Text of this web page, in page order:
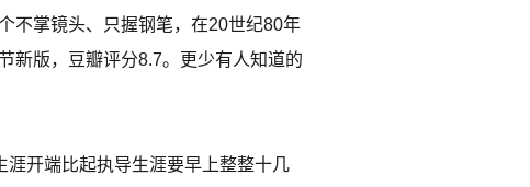
不掌镜头、只握钢笔，在20世纪80年
新版，豆瓣评分8.7。更少有人知道的
涯开端比起执导生涯要早上整整十几